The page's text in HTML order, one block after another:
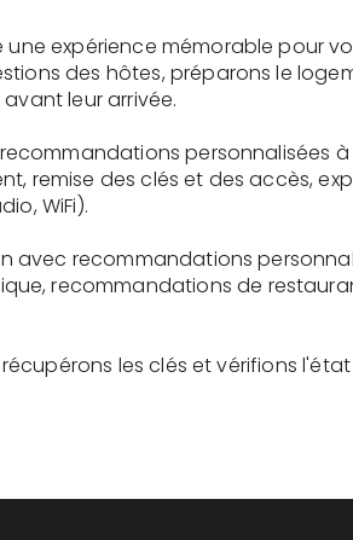
expérience mémorable pour
des hôtes, préparons le
leur arrivée.
personnalisées
remise des clés et des accès,
WiFi).
avec recommandations
recommandations de
les clés et vérifions